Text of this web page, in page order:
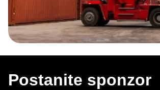
Postanite sponzor